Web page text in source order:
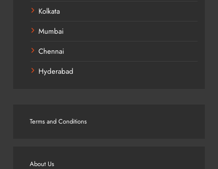
Kolkata
Mumbai
Chennai
Hyderabad
Terms and Conditions
About Us